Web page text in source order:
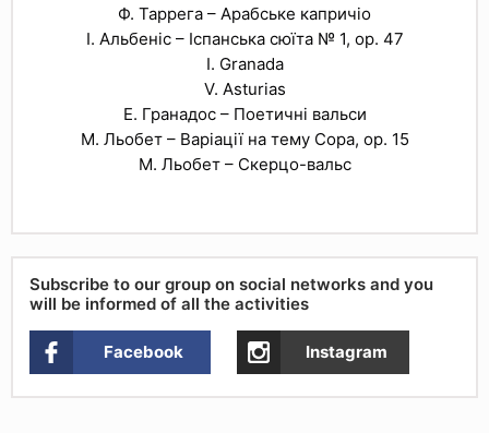
Ф. Таррега – Арабське капричіо
І. Альбеніс – Іспанська сюїта № 1, op. 47
I. Granada
V. Asturias
Е. Гранадос – Поетичні вальси
М. Льобет – Варіації на тему Сора, ор. 15
М. Льобет – Скерцо-вальс
Subscribe to our group on social networks and you
will be informed of all the activities
Facebook Instagram